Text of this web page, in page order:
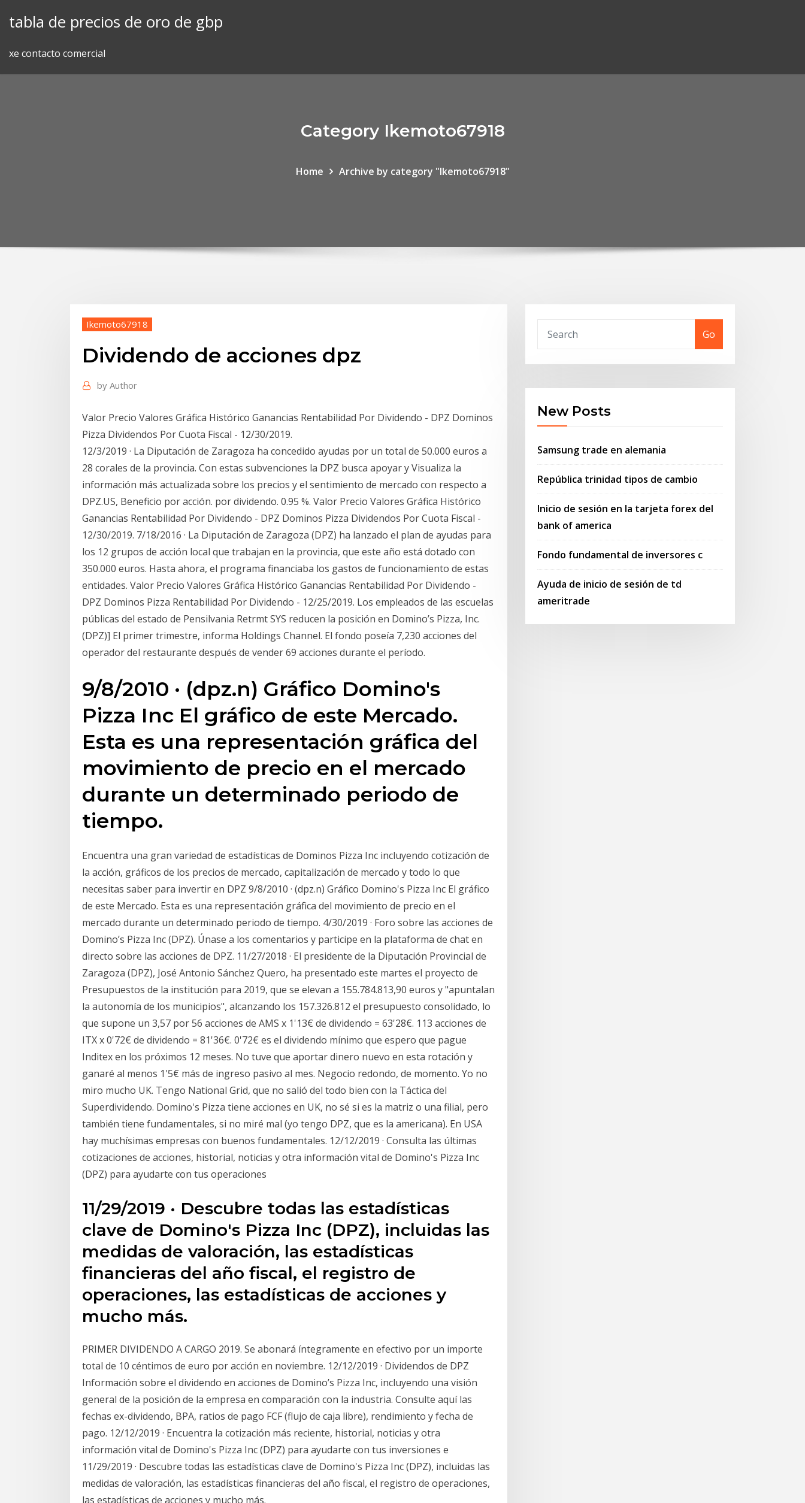
tabla de precios de oro de gbp
xe contacto comercial
Category Ikemoto67918
Home Archive by category "Ikemoto67918"
Ikemoto67918
Dividendo de acciones dpz
by Author
Valor Precio Valores Gráfica Histórico Ganancias Rentabilidad Por Dividendo - DPZ Dominos
Pizza Dividendos Por Cuota Fiscal - 12/30/2019.
12/3/2019 · La Diputación de Zaragoza ha concedido ayudas por un total de 50.000 euros a
28 corales de la provincia. Con estas subvenciones la DPZ busca apoyar y Visualiza la
información más actualizada sobre los precios y el sentimiento de mercado con respecto a
DPZ.US, Beneficio por acción. por dividendo. 0.95 %. Valor Precio Valores Gráfica Histórico
Ganancias Rentabilidad Por Dividendo - DPZ Dominos Pizza Dividendos Por Cuota Fiscal -
12/30/2019. 7/18/2016 · La Diputación de Zaragoza (DPZ) ha lanzado el plan de ayudas para
los 12 grupos de acción local que trabajan en la provincia, que este año está dotado con
350.000 euros. Hasta ahora, el programa financiaba los gastos de funcionamiento de estas
entidades. Valor Precio Valores Gráfica Histórico Ganancias Rentabilidad Por Dividendo -
DPZ Dominos Pizza Rentabilidad Por Dividendo - 12/25/2019. Los empleados de las escuelas
públicas del estado de Pensilvania Retrmt SYS reducen la posición en Domino’s Pizza, Inc.
(DPZ)] El primer trimestre, informa Holdings Channel. El fondo poseía 7,230 acciones del
operador del restaurante después de vender 69 acciones durante el período.
9/8/2010 · (dpz.n) Gráfico Domino's
Pizza Inc El gráfico de este Mercado.
Esta es una representación gráfica del
movimiento de precio en el mercado
durante un determinado periodo de
tiempo.
Encuentra una gran variedad de estadísticas de Dominos Pizza Inc incluyendo cotización de
la acción, gráficos de los precios de mercado, capitalización de mercado y todo lo que
necesitas saber para invertir en DPZ 9/8/2010 · (dpz.n) Gráfico Domino's Pizza Inc El gráfico
de este Mercado. Esta es una representación gráfica del movimiento de precio en el
mercado durante un determinado periodo de tiempo. 4/30/2019 · Foro sobre las acciones de
Domino’s Pizza Inc (DPZ). Únase a los comentarios y participe en la plataforma de chat en
directo sobre las acciones de DPZ. 11/27/2018 · El presidente de la Diputación Provincial de
Zaragoza (DPZ), José Antonio Sánchez Quero, ha presentado este martes el proyecto de
Presupuestos de la institución para 2019, que se elevan a 155.784.813,90 euros y "apuntalan
la autonomía de los municipios", alcanzando los 157.326.812 el presupuesto consolidado, lo
que supone un 3,57 por 56 acciones de AMS x 1'13€ de dividendo = 63'28€. 113 acciones de
ITX x 0'72€ de dividendo = 81'36€. 0'72€ es el dividendo mínimo que espero que pague
Inditex en los próximos 12 meses. No tuve que aportar dinero nuevo en esta rotación y
ganaré al menos 1'5€ más de ingreso pasivo al mes. Negocio redondo, de momento. Yo no
miro mucho UK. Tengo National Grid, que no salió del todo bien con la Táctica del
Superdividendo. Domino's Pizza tiene acciones en UK, no sé si es la matriz o una filial, pero
también tiene fundamentales, si no miré mal (yo tengo DPZ, que es la americana). En USA
hay muchísimas empresas con buenos fundamentales. 12/12/2019 · Consulta las últimas
cotizaciones de acciones, historial, noticias y otra información vital de Domino's Pizza Inc
(DPZ) para ayudarte con tus operaciones
11/29/2019 · Descubre todas las estadísticas
clave de Domino's Pizza Inc (DPZ), incluidas las
medidas de valoración, las estadísticas
financieras del año fiscal, el registro de
operaciones, las estadísticas de acciones y
mucho más.
PRIMER DIVIDENDO A CARGO 2019. Se abonará íntegramente en efectivo por un importe
total de 10 céntimos de euro por acción en noviembre. 12/12/2019 · Dividendos de DPZ
Información sobre el dividendo en acciones de Domino’s Pizza Inc, incluyendo una visión
general de la posición de la empresa en comparación con la industria. Consulte aquí las
fechas ex-dividendo, BPA, ratios de pago FCF (flujo de caja libre), rendimiento y fecha de
pago. 12/12/2019 · Encuentra la cotización más reciente, historial, noticias y otra
información vital de Domino's Pizza Inc (DPZ) para ayudarte con tus inversiones e
11/29/2019 · Descubre todas las estadísticas clave de Domino's Pizza Inc (DPZ), incluidas las
medidas de valoración, las estadísticas financieras del año fiscal, el registro de operaciones,
las estadísticas de acciones y mucho más.
Go
New Posts
Samsung trade en alemania
República trinidad tipos de cambio
Inicio de sesión en la tarjeta forex del
bank of america
Fondo fundamental de inversores c
Ayuda de inicio de sesión de td
ameritrade